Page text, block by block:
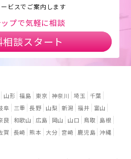
ビスでご案内します
プで気軽に相談
相談スタート
山形 福島 東京 神奈川 埼玉
千葉
阜 三重 長野 山梨 新潟 福井
富山
良 和歌山 広島 岡山 山口 鳥取
島根
賀 長崎 熊本 大分 宮崎 鹿児島 沖縄